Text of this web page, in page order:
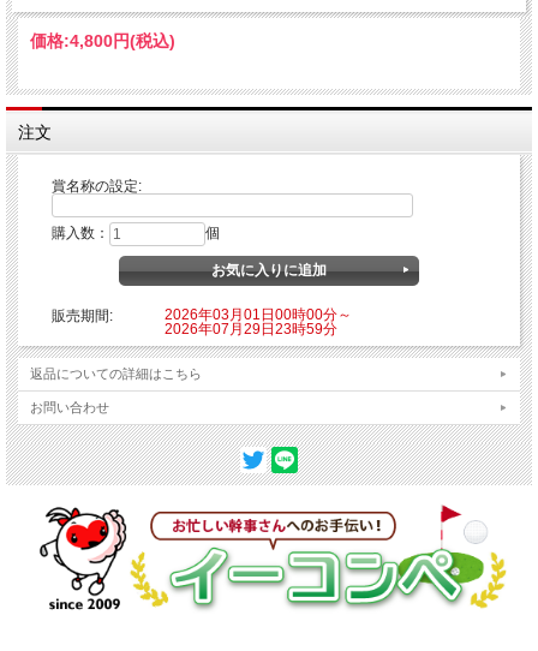
価格:4,800円(税込)
注文
賞名称の設定:
購入数： 個
販売期間:
2026年03月01日00時00分～
2026年07月29日23時59分
返品についての詳細はこちら
お問い合わせ